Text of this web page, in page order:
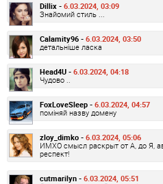
Dillix - 6.03.2024, 03:09
Знайомий стиль ...
Calamity96 - 6.03.2024, 03:50
детальніше ласка
Head4U - 6.03.2024, 04:18
Чудово ..
FoxLoveSleep - 6.03.2024, 04:57
поміняй назву домену
zloy_dimko - 6.03.2024, 05:06
ИМХО смысл раскрыт от А, до Я,
респект!
cutmarilyn - 6.03.2024, 05:51